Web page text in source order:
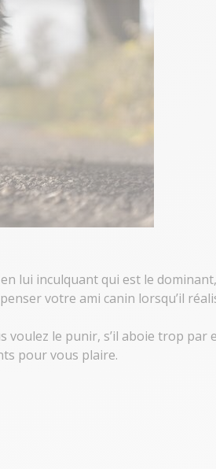
lui inculquant qui est le dominant,
votre ami canin lorsqu’il
voulez le punir, s’il aboie trop
pour vous plaire.